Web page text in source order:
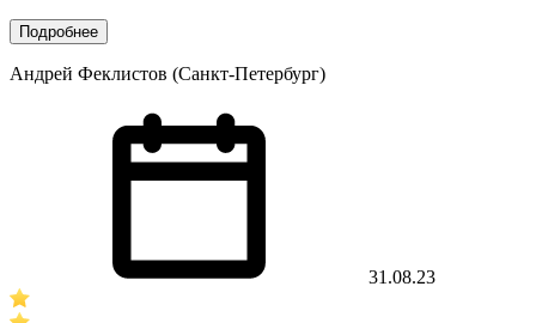
Подробнее
Андрей Феклистов (Санкт-Петербург)
31.08.23